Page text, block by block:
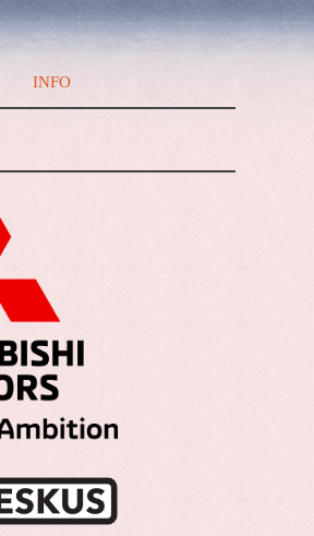
INFO